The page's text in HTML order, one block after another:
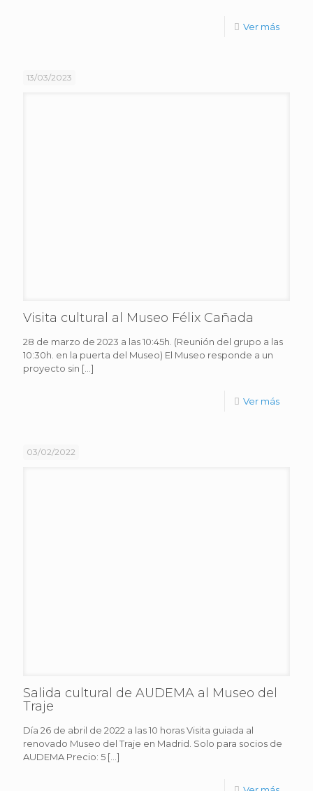
Ver más
13/03/2023
Visita cultural al Museo Félix Cañada
28 de marzo de 2023 a las 10:45h. (Reunión del grupo a las
10:30h. en la puerta del Museo) El Museo responde a un
proyecto sin […]
Ver más
03/02/2022
Salida cultural de AUDEMA al Museo del
Traje
Día 26 de abril de 2022 a las 10 horas Visita guiada al
renovado Museo del Traje en Madrid. Solo para socios de
AUDEMA Precio: 5 […]